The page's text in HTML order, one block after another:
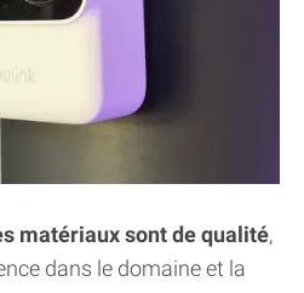
matériaux sont de qualité,
dans le domaine et la